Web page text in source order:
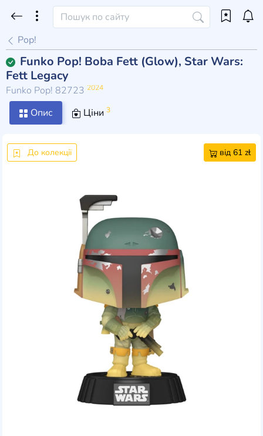
Pop!
Funko Pop! Boba Fett (Glow), Star Wars:
Fett Legacy
Funko Pop! 82723 2024
Опис Ціни 3
До колекції від 61 zł